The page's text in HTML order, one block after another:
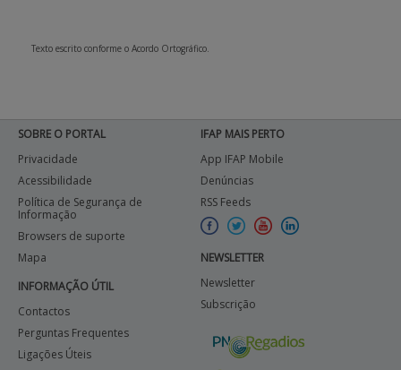
Texto escrito conforme o Acordo Ortográfico.
SOBRE O PORTAL
Privacidade
Acessibilidade
Política de Segurança de
Informação
Browsers de suporte
Mapa
INFORMAÇÃO ÚTIL
Contactos
Perguntas Frequentes
Ligações Úteis
IFAP MAIS PERTO
App IFAP Mobile
Denúncias
RSS Feeds
NEWSLETTER
Newsletter
Subscrição